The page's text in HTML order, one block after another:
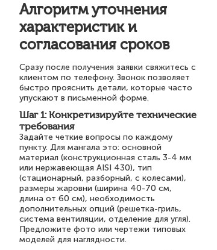
Алгоритм уточнения
характеристик и
согласования сроков
Сразу после получения заявки свяжитесь с
клиентом по телефону. Звонок позволяет
быстро прояснить детали, которые часто
упускают в письменной форме.
Шаг 1: Конкретизируйте технические
требования
Задайте четкие вопросы по каждому
пункту. Для мангала это: основной
материал (конструкционная сталь 3-4 мм
или нержавеющая AISI 430), тип
(стационарный, разборный, с колесами),
размеры жаровни (ширина 40-70 см,
длина от 60 см), необходимость
дополнительных опций (решетка-гриль,
система вентиляции, отделение для угля).
Предложите фото или чертежи типовых
моделей для наглядности.